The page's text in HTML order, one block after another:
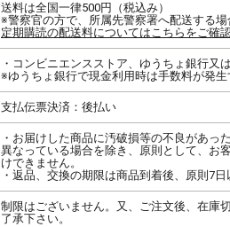
送料は全国一律500円（税込み）
※警察官の方で、所属先警察署へ配送する場
定期購読の配送料についてはこちらをご確認
・コンビニエンスストア、ゆうちょ銀行又
※ゆうちょ銀行で現金利用時は手数料が発生
支払伝票決済：後払い
・お届けした商品に汚破損等の不良があっ
異なっている場合を除き、原則として、お
けできません。
・返品、交換の期限は商品到着後、原則7日
制限はございません。又、ご注文後、在庫
了承下さい。